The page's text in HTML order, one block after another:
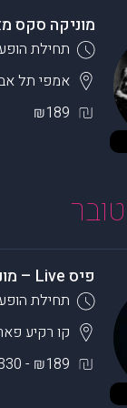
מוניקה סקס
תחילת הופעה:
אמפי תל
₪189
פיס Live – מוניקה סקס | ברי סחרוף – 2 מופעים בערב
תחילת הופעה:
קו רקיע
₪189 - ₪330